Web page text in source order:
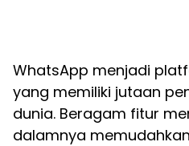
WhatsApp menjadi
yang memiliki jutaan
dunia. Beragam fitur
dalamnya